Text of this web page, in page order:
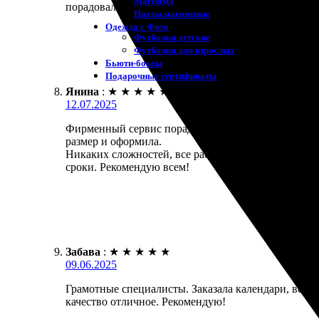
Пазлы магнитные
Одежда с Фото
Футболки детские
Футболки для взрослых
Бьюти-боксы
Подарочные сертификаты
порадовала цветопередача!
Янина : ★ ★ ★ ★ ★
12.07.2025
Фирменный сервис порадовал! Очень комфортно
размер и оформила.
Никаких сложностей, все работает быстро и без
сроки. Рекомендую всем!
Забава : ★ ★ ★ ★ ★
09.06.2025
Грамотные специалисты. Заказала календари, все
качество отличное. Рекомендую!